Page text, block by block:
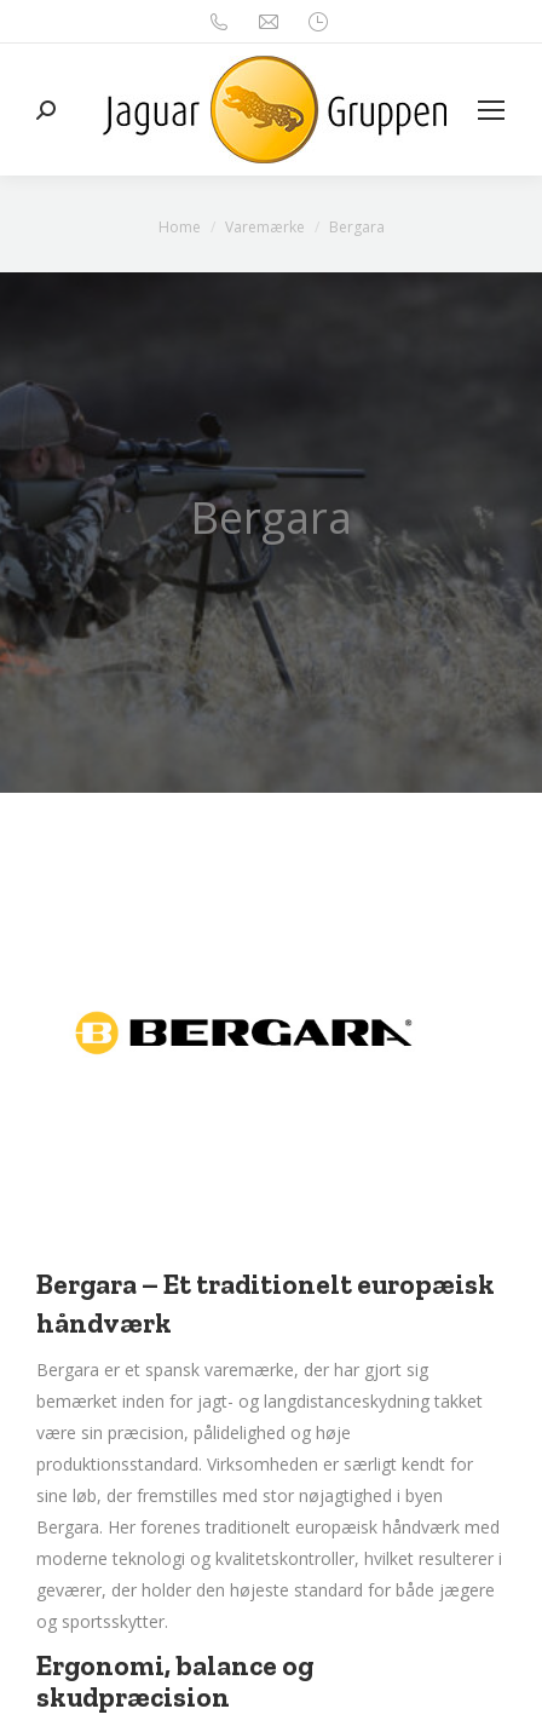
Search:
Home Varemærke Bergara
Bergara
Bergara – Et traditionelt europæisk
håndværk
Bergara er et spansk varemærke, der har gjort sig
bemærket inden for jagt- og langdistanceskydning takket
være sin præcision, pålidelighed og høje
produktionsstandard. Virksomheden er særligt kendt for
sine løb, der fremstilles med stor nøjagtighed i byen
Bergara. Her forenes traditionelt europæisk håndværk med
moderne teknologi og kvalitetskontroller, hvilket resulterer i
geværer, der holder den højeste standard for både jægere
og sportsskytter.
Ergonomi, balance og
skudpræcision